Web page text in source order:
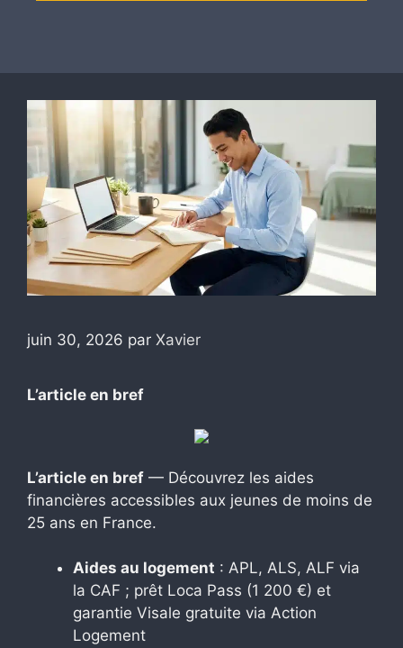
juin 30, 2026 par Xavier
L’article en bref
L’article en bref — Découvrez les aides
financières accessibles aux jeunes de moins de
25 ans en France.
Aides au logement : APL, ALS, ALF via
la CAF ; prêt Loca Pass (1 200 €) et
garantie Visale gratuite via Action
Logement